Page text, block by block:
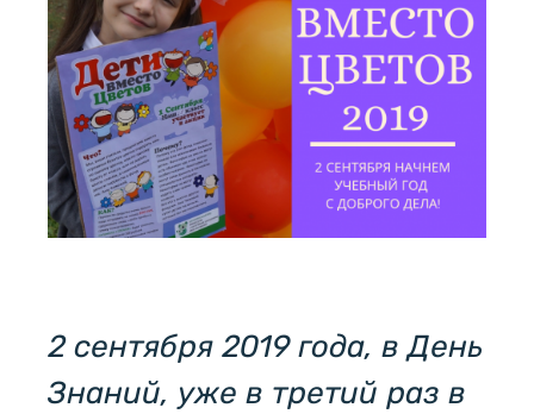
2 сентября 2019 года, в День
Знаний, уже в третий раз в